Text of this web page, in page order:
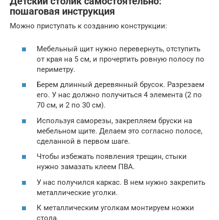
пошаговая инструкция
Можно приступать к созданию конструкции:
Мебельный щит нужно перевернуть, отступить
от края на 5 см, и прочертить ровную полосу по
периметру.
Берем длинный деревянный брусок. Разрезаем
его. У нас должно получиться 4 элемента (2 по
70 см, и 2 по 30 см).
Используя саморезы, закрепляем бруски на
мебельном щите. Делаем это согласно полосе,
сделанной в первом шаге.
Чтобы избежать появления трещин, стыки
нужно замазать клеем ПВА.
У нас получился каркас. В нем нужно закрепить
металлические уголки.
К металлическим уголкам монтируем ножки
стола.